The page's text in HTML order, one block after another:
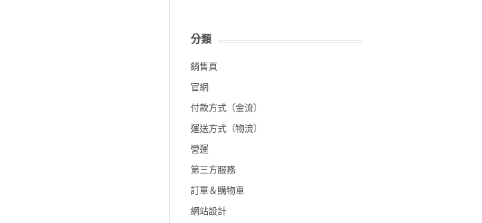
分類
銷售頁
官網
付款方式（金流）
運送方式（物流）
營運
第三方服務
訂單＆購物車
網站設計